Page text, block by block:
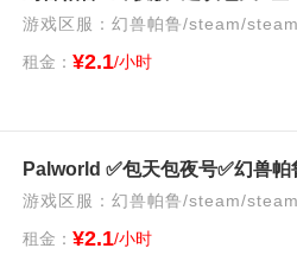
游戏区服：幻兽帕鲁/steam/steam
租金： ¥2.1/小时
游戏区服：幻兽帕鲁/steam/steam
租金： ¥2.1/小时